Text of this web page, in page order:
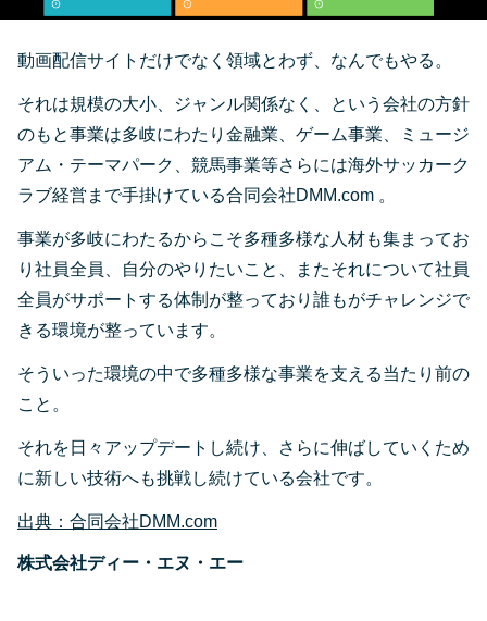
動画配信サイトだけでなく領域とわず、なんでもやる。
それは規模の大小、ジャンル関係なく、という会社の方針
のもと事業は多岐にわたり金融業、ゲーム事業、ミュージ
アム・テーマパーク、競馬事業等さらには海外サッカーク
ラブ経営まで手掛けている合同会社DMM.com 。
事業が多岐にわたるからこそ多種多様な人材も集まってお
り社員全員、自分のやりたいこと、またそれについて社員
全員がサポートする体制が整っており誰もがチャレンジで
きる環境が整っています。
そういった環境の中で多種多様な事業を支える当たり前の
こと。
それを日々アップデートし続け、さらに伸ばしていくため
に新しい技術へも挑戦し続けている会社です。
出典：合同会社DMM.com
株式会社ディー・エヌ・エー